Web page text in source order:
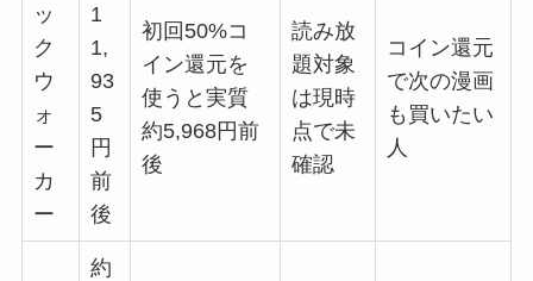
ッ
ク
ウ
ォ
ー
カ
ー
1
1,
93
5
円
前
後
初回50%コ
イン還元を
使うと実質
約5,968円前
後
読み放
題対象
は現時
点で未
確認
コイン還元
で次の漫画
も買いたい
人
約